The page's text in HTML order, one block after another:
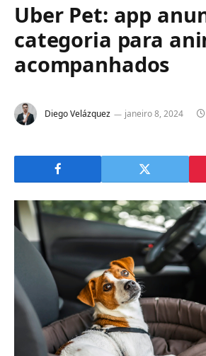
Uber Pet: app
categoria para
acompanhados
Diego Velázquez janeiro 8, 2024